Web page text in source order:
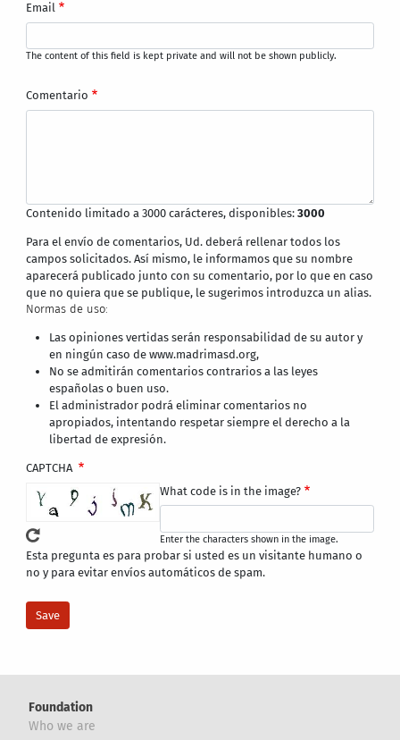
Email
The content of this field is kept private and will not be shown publicly.
Comentario
Contenido limitado a 3000 carácteres, disponibles:3000
Para el envío de comentarios, Ud. deberá rellenar todos los
campos solicitados. Así mismo, le informamos que su nombre
aparecerá publicado junto con su comentario, por lo que en caso
que no quiera que se publique, le sugerimos introduzca un alias.
Normas de uso:
Las opiniones vertidas serán responsabilidad de su autor y
en ningún caso de www.madrimasd.org,
No se admitirán comentarios contrarios a las leyes
españolas o buen uso.
El administrador podrá eliminar comentarios no
apropiados, intentando respetar siempre el derecho a la
libertad de expresión.
CAPTCHA
What code is in the image?
Enter the characters shown in the image.
Esta pregunta es para probar si usted es un visitante humano o
no y para evitar envíos automáticos de spam.
Foundation
Who we are